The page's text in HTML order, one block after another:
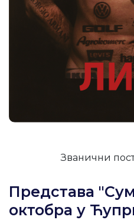
Званични
Представа
октобра у